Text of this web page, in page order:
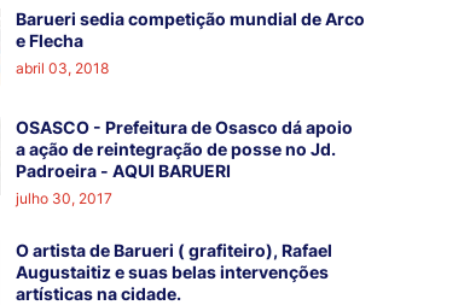
Barueri sedia competição mundial de Arco
e Flecha
abril 03, 2018
OSASCO - Prefeitura de Osasco dá apoio
a ação de reintegração de posse no Jd.
Padroeira - AQUI BARUERI
julho 30, 2017
O artista de Barueri ( grafiteiro), Rafael
Augustaitiz e suas belas intervenções
artísticas na cidade.